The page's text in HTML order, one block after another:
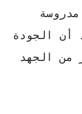
أن الجودة
من الجهد